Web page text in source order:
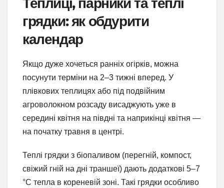
грядки: як обдурити
календар
Якщо дуже хочеться ранніх огірків, можна
посунути терміни на 2–3 тижні вперед. У
плівкових теплицях або під подвійним
агроволокном розсаду висаджують уже в
середині квітня на півдні та наприкінці квітня —
на початку травня в центрі.
Теплі грядки з біопаливом (перегній, компост,
свіжий гній на дні траншеї) дають додаткові 5–7
°C тепла в кореневій зоні. Такі грядки особливо